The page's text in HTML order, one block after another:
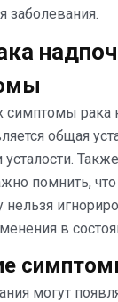
заболевания.
симптомы
общая
усталости.
помнить,
нельзя
в
могут